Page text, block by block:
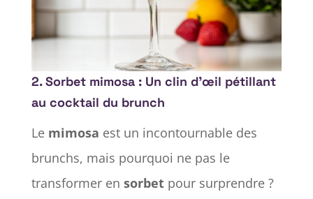
2. Sorbet mimosa : Un clin d’œil pétillant
au cocktail du brunch
Le mimosa est un incontournable des
brunchs, mais pourquoi ne pas le
transformer en sorbetpour surprendre ?